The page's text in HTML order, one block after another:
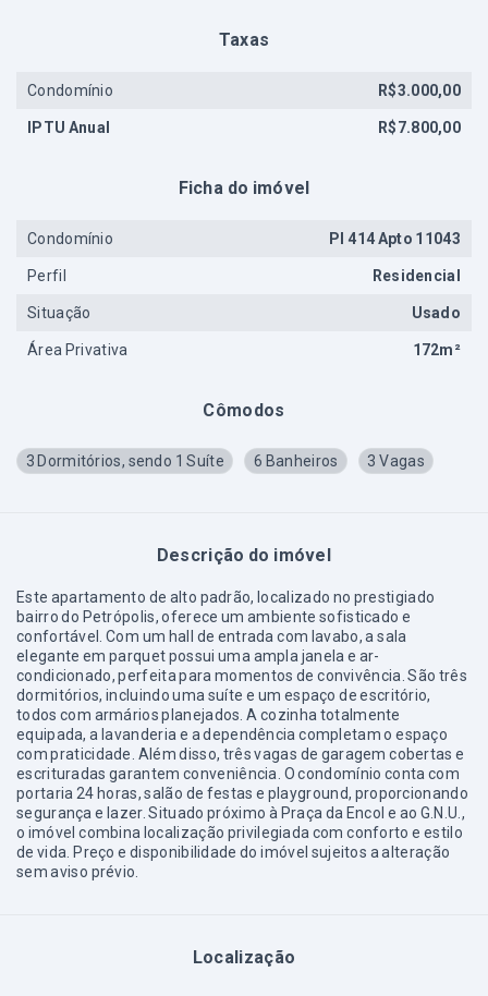
Cômodos
3 Dormitórios, sendo 1 Suíte 6 Banheiros 3 Vagas
Descrição do imóvel
Este apartamento de alto padrão, localizado no prestigiado
bairro do Petrópolis, oferece um ambiente sofisticado e
confortável. Com um hall de entrada com lavabo, a sala
elegante em parquet possui uma ampla janela e ar-
condicionado, perfeita para momentos de convivência. São três
dormitórios, incluindo uma suíte e um espaço de escritório,
todos com armários planejados. A cozinha totalmente
equipada, a lavanderia e a dependência completam o espaço
com praticidade. Além disso, três vagas de garagem cobertas e
escrituradas garantem conveniência. O condomínio conta com
portaria 24 horas, salão de festas e playground, proporcionando
segurança e lazer. Situado próximo à Praça da Encol e ao G.N.U.,
o imóvel combina localização privilegiada com conforto e estilo
de vida. Preço e disponibilidade do imóvel sujeitos a alteração
sem aviso prévio.
Localização
Taxas
Condomínio R$3.000,00
IPTU Anual R$7.800,00
Ficha do imóvel
Condomínio PI 414 Apto 11043
Perfil Residencial
Situação Usado
Área Privativa 172m²